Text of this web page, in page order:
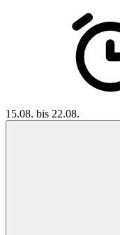
15.08. bis 22.08.